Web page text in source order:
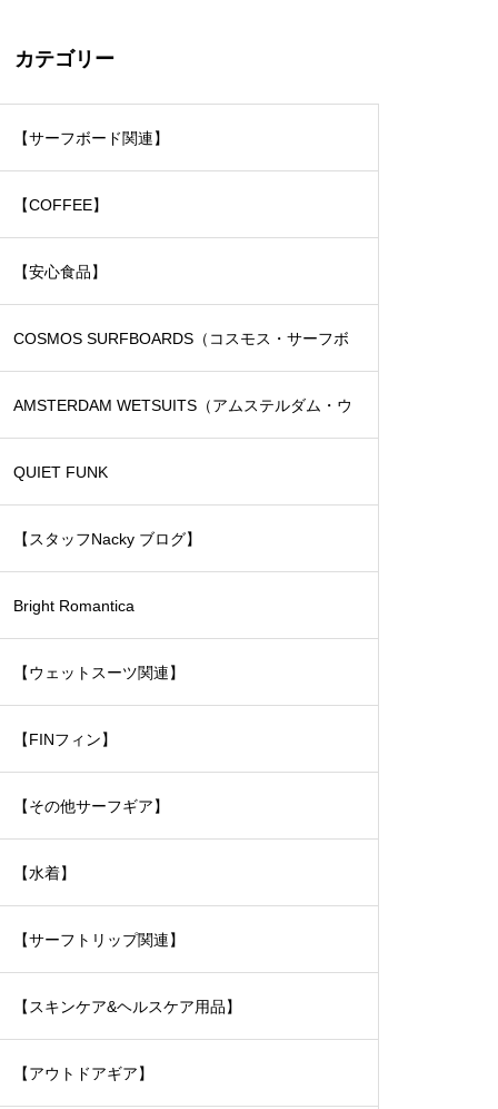
カテゴリー
【サーフボード関連】
【COFFEE】
【安心食品】
COSMOS SURFBOARDS（コスモス・サーフボ
ード）
AMSTERDAM WETSUITS（アムステルダム・ウ
ェットスーツ）
QUIET FUNK
【スタッフNacky ブログ】
Bright Romantica
【ウェットスーツ関連】
【FINフィン】
【その他サーフギア】
【水着】
【サーフトリップ関連】
【スキンケア&ヘルスケア用品】
【アウトドアギア】